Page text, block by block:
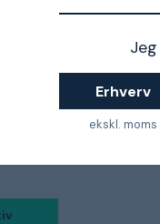
Erhverv
ekskl. moms
liggende, kan du
derefter i et
meget fleksibelt
fungerer bedst
vil blive skjult af